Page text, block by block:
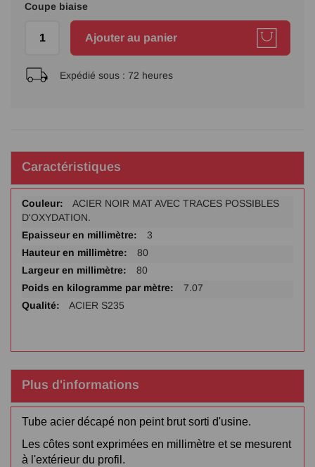
Coupe biaise
Ajouter au panier
Expédié sous : 72 heures
Caractéristiques
Plus
d'infos
ACIER NOIR MAT AVEC TRACES POSSIBLES
D'OXYDATION.
3
80
80
7.07
ACIER S235
Plus d'informations
Tube acier décapé non peint brut sorti d'usine.
Les côtes sont exprimées en millimètre et se mesurent
à l'extérieur du profil.